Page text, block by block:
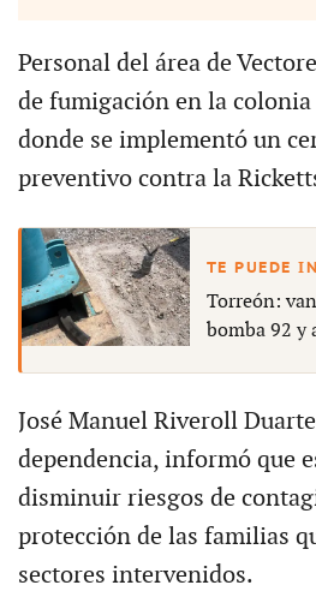
Personal del área de
de fumigación en la colonia
donde se implementó un
preventivo contra la
Torreón:
bomba 92 y
José Manuel Riveroll
dependencia, informó que
disminuir riesgos de
protección de las familias
sectores intervenidos.